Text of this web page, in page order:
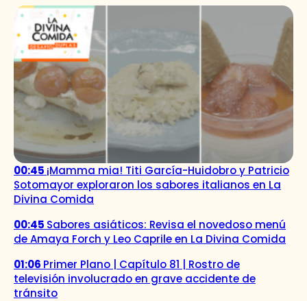
00:45 ¡Mamma mia! Titi García-Huidobro y Patricio
Sotomayor exploraron los sabores italianos en La
Divina Comida
00:45 Sabores asiáticos: Revisa el novedoso menú
de Amaya Forch y Leo Caprile en La Divina Comida
01:06 Primer Plano | Capítulo 81 | Rostro de
televisión involucrado en grave accidente de
tránsito